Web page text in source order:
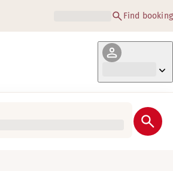
Find booking